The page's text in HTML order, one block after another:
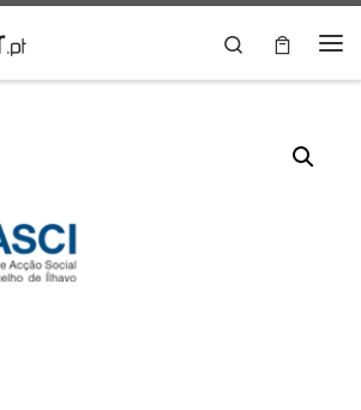
Search